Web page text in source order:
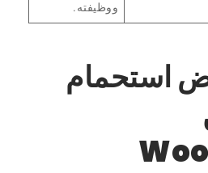
ووظيفته.
استحمام